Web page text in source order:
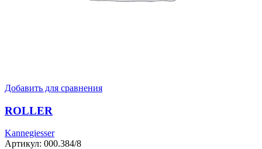
Добавить для сравнения
ROLLER
Kannegiesser
Артикул: 000.384/8